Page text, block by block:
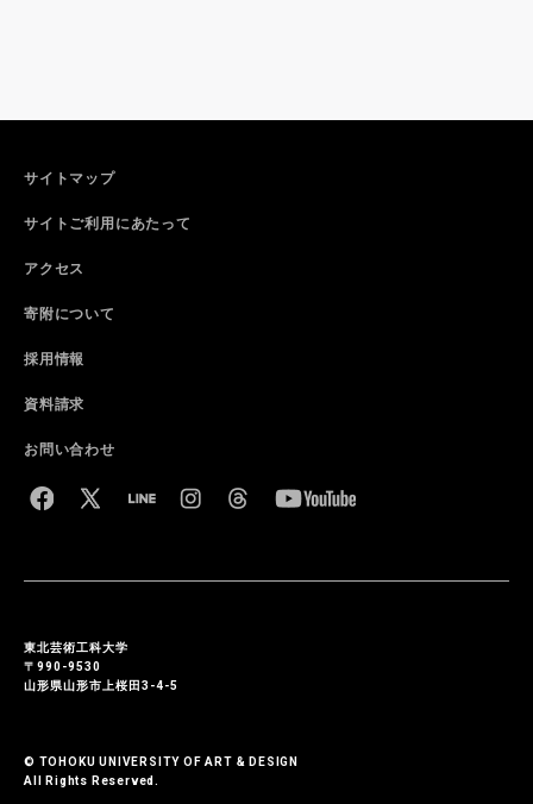
サイトマップ
サイトご利用にあたって
アクセス
寄附について
採用情報
資料請求
お問い合わせ
東北芸術工科大学
〒990-9530
山形県山形市上桜田3-4-5
© TOHOKU UNIVERSITY OF ART & DESIGN
All Rights Reserved.